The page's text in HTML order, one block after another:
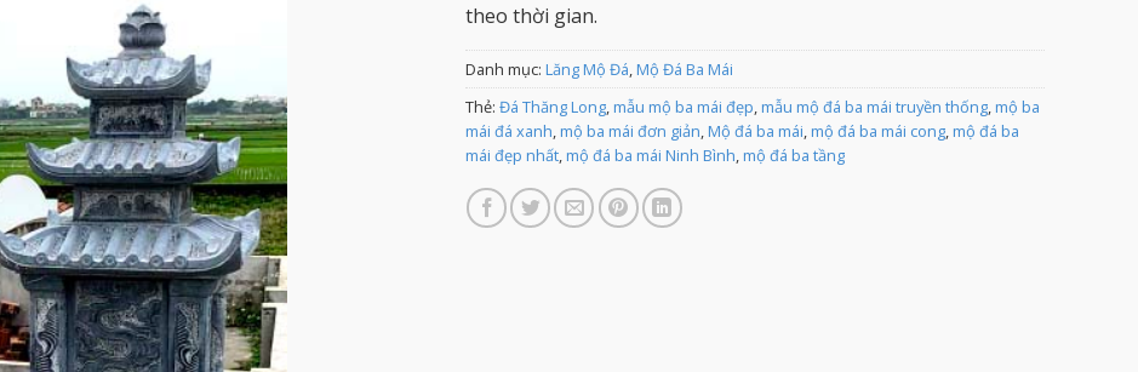
theo thời gian.
Danh mục: Lăng Mộ Đá Mộ Đá Ba Mái
Thẻ: Đá Thăng Long, mẫu mộ ba mái đẹp mẫu mộ đá ba mái truyền thống, mộ ba
mái đá xanh mộ ba mái đơn giản Mộ đá ba mái mộ đá ba mái cong, mộ đá ba
mái đẹp nhất, mộ đá ba mái Ninh Bình mộ đá ba tầng